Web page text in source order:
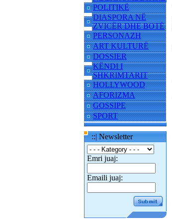
POLITIKË
DIASPORA NË
ZVICËR DHE BOTË
PERSONAZH
ART KULTURË
DOSSIER
KËNDI I
SHKRIMTARIT
HOLLYWOOD
AFORIZMA
GOSSIPE
SPORT
::| Newsletter
Emri juaj:
Emaili juaj: